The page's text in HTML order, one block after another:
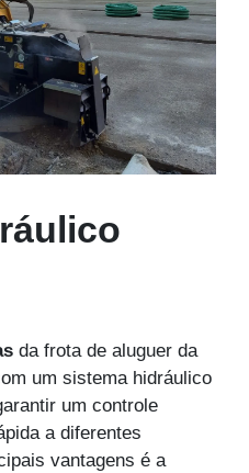
da frota de aluguer da
um sistema hidráulico
um controle
a diferentes
vantagens é a